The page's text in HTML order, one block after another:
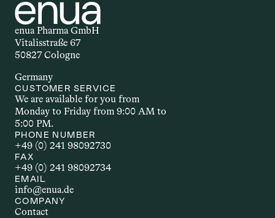
oder Creme: Die Form der Anwendung
beeinflusst, wie schnell und wie stark
der Wirkstoff wirkt. Welche
Applikationsform gewählt wird, hängt
unter anderem vom Wirkstoff selbst,
individuellen Bedürfnissen ab.
AUTOIMMUNERKR
ANKUNG
chronische Störungen, bei denen das
enua Pharma GmbH
Vitalisstraße 67
50827 Cologne
Germany
CUSTOMER SERVICE
We are available for you from
Monday to Friday from 9:00 AM to
5:00 PM.
PHONE NUMBER
+49 (0) 241 98092730
FAX
+49 (0) 241 98092734
EMAIL
info@enua.de
COMPANY
Contact